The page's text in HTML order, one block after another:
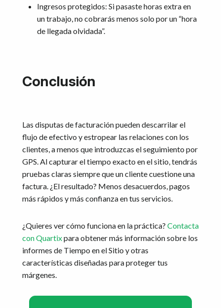
Ingresos protegidos: Si pasaste horas extra en
un trabajo, no cobrarás menos solo por un “hora
de llegada olvidada”.
Conclusión
Las disputas de facturación pueden descarrilar el
flujo de efectivo y estropear las relaciones con los
clientes, a menos que introduzcas el seguimiento por
GPS. Al capturar el tiempo exacto en el sitio, tendrás
pruebas claras siempre que un cliente cuestione una
factura. ¿El resultado? Menos desacuerdos, pagos
más rápidos y más confianza en tus servicios.
¿Quieres ver cómo funciona en la práctica? Contacta
con Quartixpara obtener más información sobre los
informes de Tiempo en el Sitio y otras
características diseñadas para proteger tus
márgenes.